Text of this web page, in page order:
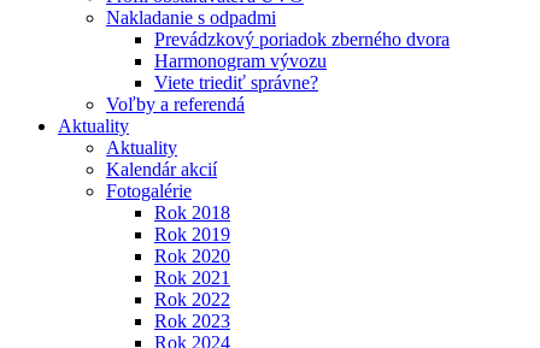
Nakladanie s odpadmi
Prevádzkový poriadok zberného dvora
Harmonogram vývozu
Viete triediť správne?
Voľby a referendá
Aktuality
Aktuality
Kalendár akcií
Fotogalérie
Rok 2018
Rok 2019
Rok 2020
Rok 2021
Rok 2022
Rok 2023
Rok 2024